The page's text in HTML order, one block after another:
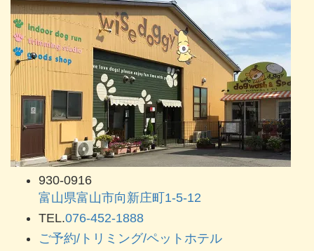
930-0916
富山県富山市向新庄町1-5-12
TEL.076-452-1888
ご予約/トリミング/ペットホテル